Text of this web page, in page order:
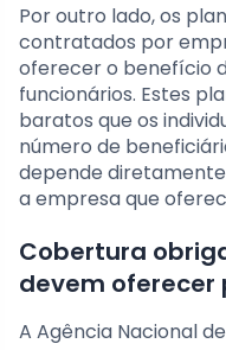
Por outro lado, os
contratados por
oferecer o benefício
funcionários. Estes
baratos que os
número de
depende
a empresa que
Cobertura
devem oferecer
A Agência Nacional